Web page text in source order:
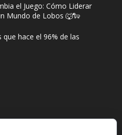
el Juego: Cómo Liderar
Mundo de Lobos 🐺🐑
hace el 96% de las